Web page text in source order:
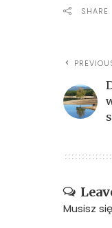
SHARE
Musisz się